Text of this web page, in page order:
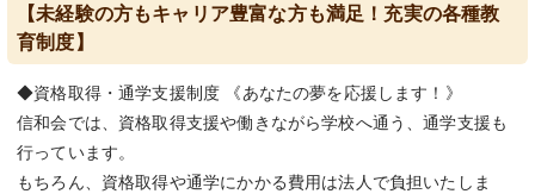
【未経験の方もキャリア豊富な方も満足！充実の各種教
育制度】
◆資格取得・通学支援制度 《あなたの夢を応援します！》
信和会では、資格取得支援や働きながら学校へ通う、通学支援も
行っています。
もちろん、資格取得や通学にかかる費用は法人で負担いたしま